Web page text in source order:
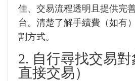
佳、交易流程透明且提供完
台。清楚了解手續費（如有
割方式。
2. 自行尋找交易
直接交易）